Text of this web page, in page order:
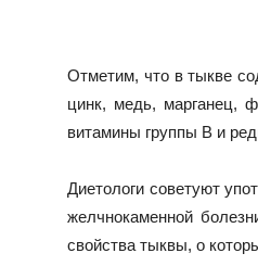
Отметим, что в тыкве
цинк, медь, марганец,
витамины группы B и
Диетологи советуют
желчнокаменной
свойства тыквы, о